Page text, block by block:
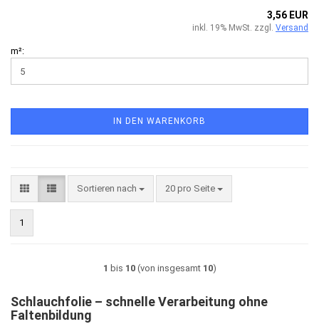
3,56 EUR
inkl. 19% MwSt. zzgl. Versand
m²:
IN DEN WARENKORB
Sortieren nach
Sortieren nach 20 pro Seite
pro Seite
1
1 bis 10(von insgesamt 10)
Schlauchfolie – schnelle Verarbeitung ohne
Faltenbildung